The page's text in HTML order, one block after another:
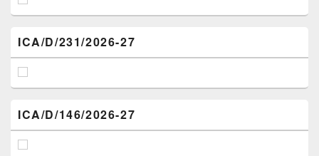
ICA/D/231/2026-27
ICA/D/146/2026-27